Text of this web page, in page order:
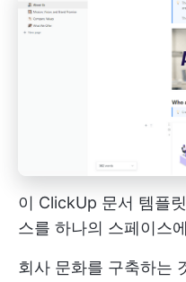
이 ClickUp 문서 템플
스를 하나의 스페이스
회사 문화를 구축하는